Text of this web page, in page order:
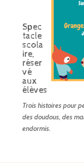
Spec
tacle
scola
ire,
réser
vé
aux
élèves
Trois histoires pour
des doudous, des
endormis.